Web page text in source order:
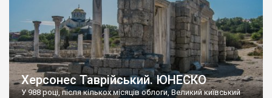
Херсонес Таврійський. ЮНЕСКО
У 988 році, після кількох місяців облоги, Великий київський